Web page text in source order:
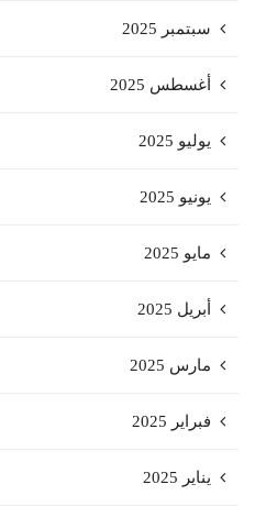
سبتمبر 2025
أغسطس 2025
يوليو 2025
يونيو 2025
مايو 2025
أبريل 2025
مارس 2025
فبراير 2025
يناير 2025